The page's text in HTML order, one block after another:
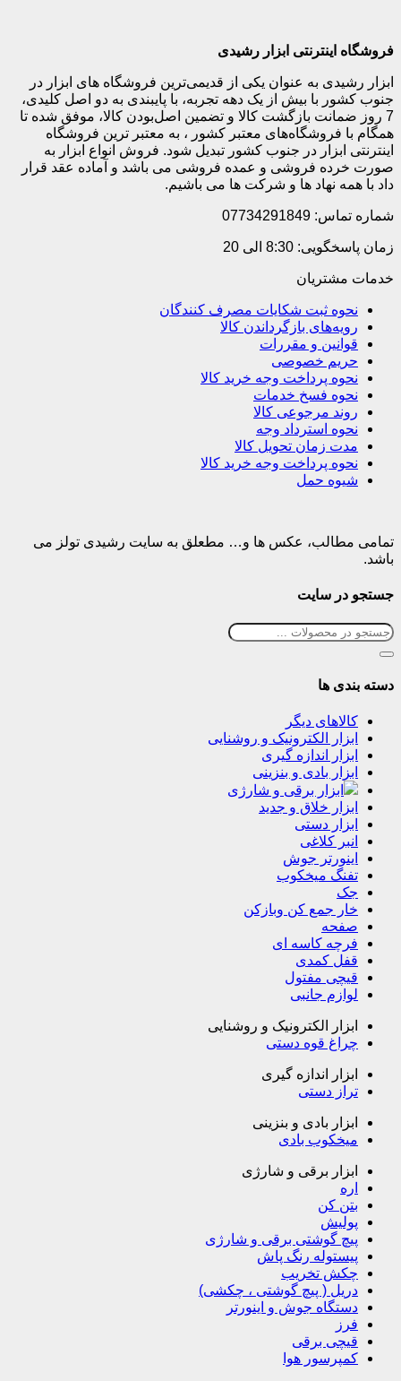
فروشگاه اینترنتی ابزار رشیدی
ابزار رشیدی به عنوان یکی از قدیمی‌ترین فروشگاه های ابزار در
جنوب کشور با بیش از یک دهه تجربه، با پایبندی به دو اصل کلیدی،
7 روز ضمانت بازگشت کالا و تضمین اصل‌بودن کالا، موفق شده تا
همگام با فروشگاه‌های معتبر کشور ، به معتبر ترین فروشگاه
اینترنتی ابزار در جنوب کشور تبدیل شود. فروش انواع ابزار به
صورت خرده فروشی و عمده فروشی می باشد و آماده عقد قرار
داد با همه نهاد ها و شرکت ها می باشیم.
شماره تماس: 07734291849
زمان پاسخگویی: 8:30 الی 20
خدمات مشتریان
نحوه ثبت شکایات مصرف کنندگان
رویه‌های بازگرداندن کالا
قوانین و مقررات
حریم خصوصی
نحوه پرداخت وجه خرید کالا
نحوه فسخ خدمات
روند مرجوعی کالا
نحوه استرداد وجه
مدت زمان تحویل کالا
نحوه پرداخت وجه خرید کالا
شیوه حمل
تمامی مطالب، عکس ها و… مطعلق به سایت رشیدی تولز می
باشد.
جستجو در سایت
دسته بندی ها
کالاهای دیگر
ابزار الکترونیک و روشنایی
ابزار اندازه گیری
ابزار بادی و بنزینی
ابزار برقی و شارژی
ابزار خلاق و جدید
ابزار دستی
انبر کلاغی
اینورتر جوش
تفنگ میخکوب
جک
خار جمع کن وبازکن
صفحه
فرچه کاسه ای
قفل کمدی
قیچی مفتول
لوازم جانبی
ابزار الکترونیک و روشنایی
چراغ قوه دستی
ابزار اندازه گیری
تراز دستی
ابزار بادی و بنزینی
میخکوب بادی
ابزار برقی و شارژی
اره
بتن کن
پولیش
پیچ گوشتی برقی و شارژی
پیستوله رنگ پاش
چکش تخریب
دریل ( پیچ گوشتی ، چکشی)
دستگاه جوش و اینورتر
فرز
قیچی برقی
کمپرسور هوا